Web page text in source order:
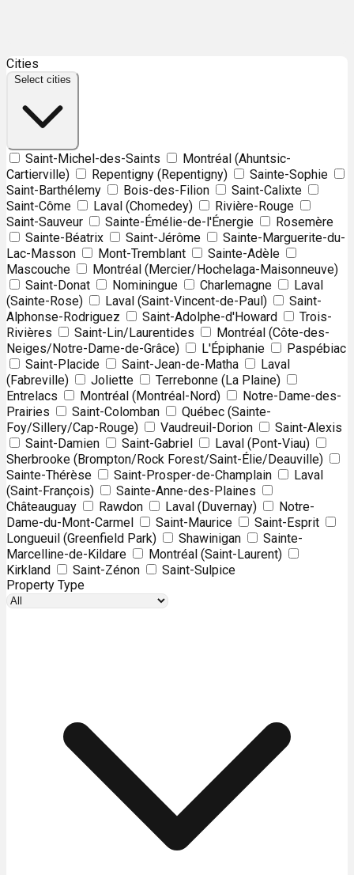
+
−
Cities
Select cities
Saint-Michel-des-Saints
Montréal (Ahuntsic-
Cartierville)
Repentigny (Repentigny)
Sainte-Sophie
Saint-Barthélemy
Bois-des-Filion
Saint-Calixte
Saint-Côme
Laval (Chomedey)
Rivière-Rouge
Saint-Sauveur
Sainte-Émélie-de-l'Énergie
Rosemère
Sainte-Béatrix
Saint-Jérôme
Sainte-Marguerite-du-
Lac-Masson
Mont-Tremblant
Sainte-Adèle
Mascouche
Montréal (Mercier/Hochelaga-Maisonneuve)
Saint-Donat
Nominingue Charlemagne
Laval
(Sainte-Rose)
Laval (Saint-Vincent-de-Paul)
Saint-
Alphonse-Rodriguez
Saint-Adolphe-d'Howard
Trois-
Rivières
Saint-Lin/Laurentides
Montréal (Côte-des-
Neiges/Notre-Dame-de-Grâce)
L'Épiphanie
Paspébiac
Saint-Placide
Saint-Jean-de-Matha
Laval
(Fabreville)
Joliette
Terrebonne (La Plaine)
Entrelacs
Montréal (Montréal-Nord)
Notre-Dame-des-
Prairies
Saint-Colomban
Québec (Sainte-
Foy/Sillery/Cap-Rouge)
Vaudreuil-Dorion
Saint-Alexis
Saint-Damien
Saint-Gabriel
Laval (Pont-Viau)
Sherbrooke (Brompton/Rock Forest/Saint-Élie/Deauville)
Sainte-Thérèse
Saint-Prosper-de-Champlain
Laval
(Saint-François)
Sainte-Anne-des-Plaines
Châteauguay
Rawdon Laval (Duvernay)
Notre-
Dame-du-Mont-Carmel
Saint-Maurice
Saint-Esprit
Longueuil (Greenfield Park)
Shawinigan
Sainte-
Marcelline-de-Kildare
Montréal (Saint-Laurent)
Kirkland
Saint-Zénon
Saint-Sulpice
Property Type